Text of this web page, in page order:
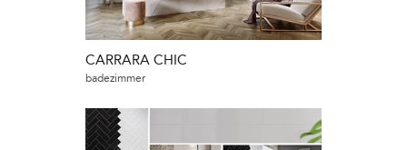
CARRARA CHIC
badezimmer